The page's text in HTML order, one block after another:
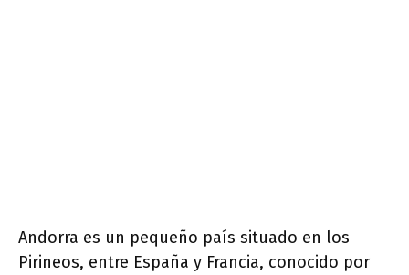
Andorra es un pequeño país situado en los
Pirineos, entre España y Francia, conocido por